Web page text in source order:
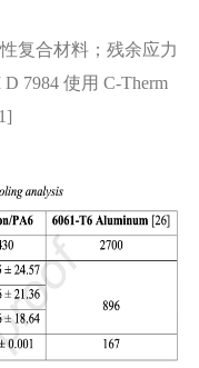
复合材料；残余应力
7984 使用 C-Therm